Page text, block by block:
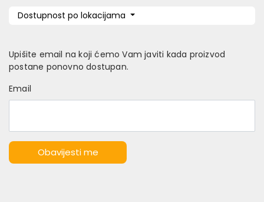
Dostupnost po lokacijama
Upišite email na koji ćemo Vam javiti kada proizvod
postane ponovno dostupan.
Email
Obavijesti me